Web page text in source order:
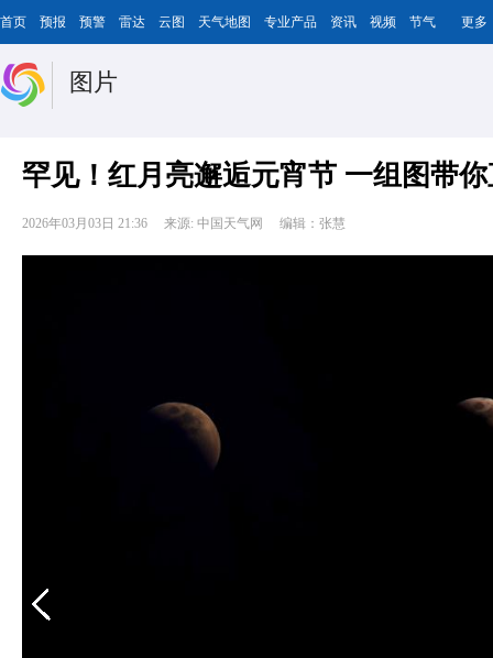
首页 预报 预警 雷达 云图 天气地图 专业产品 资讯 视频 节气 更多
图片
罕见！红月亮邂逅元宵节 一组图带
2026年03月03日 21:36 来源: 中国天气网 编辑：张慧